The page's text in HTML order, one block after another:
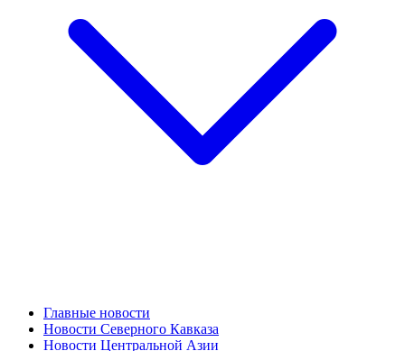
Главные новости
Новости Северного Кавказа
Новости Центральной Азии